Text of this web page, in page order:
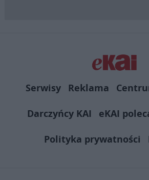
Serwisy Reklama
Darczyńcy KAI
eKAI
Polityka prywatności